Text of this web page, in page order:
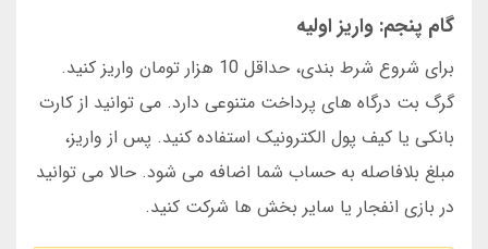
گام پنجم: واریز اولیه
برای شروع شرط بندی، حداقل 10 هزار تومان واریز کنید.
گرگ بت درگاه های پرداخت متنوعی دارد. می توانید از کارت
بانکی یا کیف پول الکترونیک استفاده کنید. پس از واریز،
مبلغ بلافاصله به حساب شما اضافه می شود. حالا می توانید
در بازی انفجار یا سایر بخش ها شرکت کنید.